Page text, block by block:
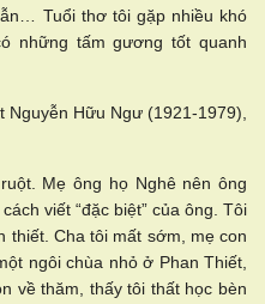
Tuổi thơ tôi gặp nhiều khó
những tấm gương tốt quanh
Hữu Ngư (1921-1979),
Mẹ ông họ Nghê nên ông
viết “đặc biệt” của ông. Tôi
thiết. Cha tôi mất sớm, mẹ con
ngôi chùa nhỏ ở Phan Thiết,
về thăm, thấy tôi thất học bèn